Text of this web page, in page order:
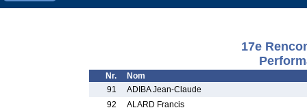
17e
Nr.
Nom
91
ADIBA Jean-Claude
92
ALARD Francis